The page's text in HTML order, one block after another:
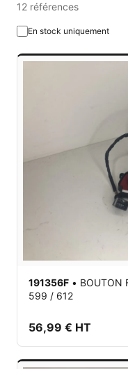
12 références
En stock uniquement
191356F • BOUTON
599 / 612
56,99 € HT